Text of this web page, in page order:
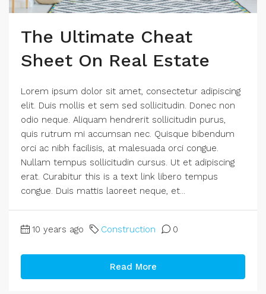
The Ultimate Cheat
Sheet On Real Estate
Lorem ipsum dolor sit amet, consectetur adipiscing
elit. Duis mollis et sem sed sollicitudin. Donec non
odio neque. Aliquam hendrerit sollicitudin purus,
quis rutrum mi accumsan nec. Quisque bibendum
orci ac nibh facilisis, at malesuada orci congue.
Nullam tempus sollicitudin cursus. Ut et adipiscing
erat. Curabitur this is a text link libero tempus
congue. Duis mattis laoreet neque, et...
10 years ago Construction 0
Read More